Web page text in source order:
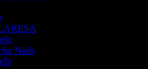
Nails